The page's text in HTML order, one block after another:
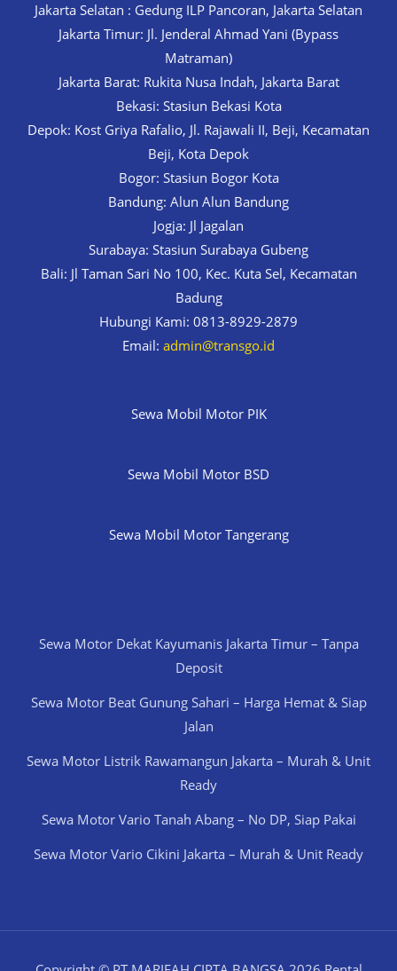
Jakarta Selatan : Gedung ILP Pancoran, Jakarta Selatan
Jakarta Timur: Jl. Jenderal Ahmad Yani (Bypass
Matraman)
Jakarta Barat: Rukita Nusa Indah, Jakarta Barat
Bekasi: Stasiun Bekasi Kota
Depok: Kost Griya Rafalio, Jl. Rajawali II, Beji, Kecamatan
Beji, Kota Depok
Bogor: Stasiun Bogor Kota
Bandung: Alun Alun Bandung
Jogja: Jl Jagalan
Surabaya: Stasiun Surabaya Gubeng
Bali: Jl Taman Sari No 100, Kec. Kuta Sel, Kecamatan
Badung
Hubungi Kami: 0813-8929-2879
Email: admin@transgo.id
Sewa Mobil Motor PIK
Sewa Mobil Motor BSD
Sewa Mobil Motor Tangerang
Sewa Motor Dekat Kayumanis Jakarta Timur – Tanpa
Deposit
Sewa Motor Beat Gunung Sahari – Harga Hemat & Siap
Jalan
Sewa Motor Listrik Rawamangun Jakarta – Murah & Unit
Ready
Sewa Motor Vario Tanah Abang – No DP, Siap Pakai
Sewa Motor Vario Cikini Jakarta – Murah & Unit Ready